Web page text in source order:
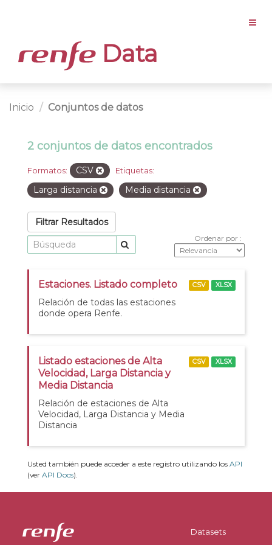
Data
Inicio Conjuntos de datos
2 conjuntos de datos encontrados
Formatos: CSV Etiquetas:
Larga distancia Media distancia
Filtrar Resultados
Ordenar por
Estaciones. Listado completo
Relación de todas las estaciones
donde opera Renfe.
CSV XLSX
Listado estaciones de Alta
Velocidad, Larga Distancia y
Media Distancia
Relación de estaciones de Alta
Velocidad, Larga Distancia y Media
Distancia
CSV XLSX
Usted también puede acceder a este registro utilizando los API
(ver API Docs).
Datasets